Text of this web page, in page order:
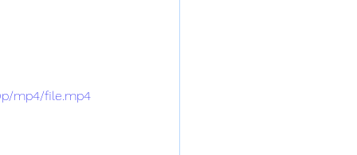
mp4/file.mp4